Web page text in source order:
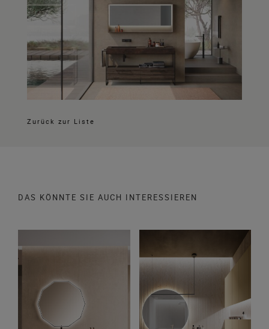
Zurück zur Liste
DAS KÖNNTE SIE AUCH INTERESSIEREN